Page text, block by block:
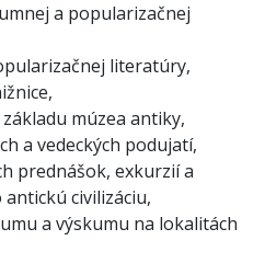
a popularizačnej
literatúry,
múzea antiky,
a vedeckých podujatí,
prednášok, exkurzií a
civilizáciu,
a výskumu na lokalitách